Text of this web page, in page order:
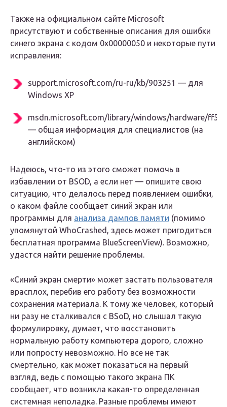
Также на официальном сайте Microsoft
присутствуют и собственные описания для ошибки
синего экрана с кодом 0x00000050 и некоторые пути
исправления:
support.microsoft.com/ru-ru/kb/903251 — для
Windows XP
msdn.microsoft.com/library/windows/hardware/
— общая информация для специалистов (на
английском)
Надеюсь, что-то из этого сможет помочь в
избавлении от BSOD, а если нет — опишите свою
ситуацию, что делалось перед появлением ошибки,
о каком файле сообщает синий экран или
программы для анализа дампов памяти (помимо
упомянутой WhoCrashed, здесь может пригодиться
бесплатная программа BlueScreenView). Возможно,
удастся найти решение проблемы.
«Синий экран смерти» может застать пользователя
врасплох, перебив его работу без возможности
сохранения материала. К тому же человек, который
ни разу не сталкивался с BSoD, но слышал такую
формулировку, думает, что восстановить
нормальную работу компьютера дорого, сложно
или попросту невозможно. Но все не так
смертельно, как может показаться на первый
взгляд, ведь с помощью такого экрана ПК
сообщает, что возникла какая-то определенная
системная неполадка. Разные проблемы имеют